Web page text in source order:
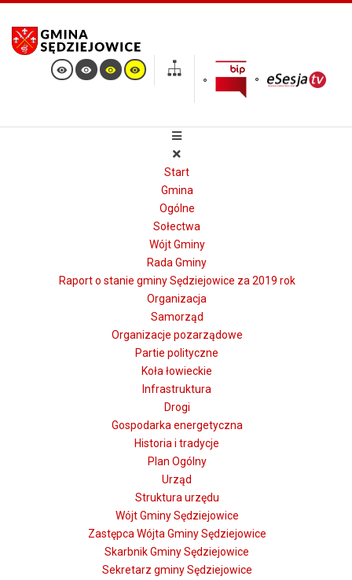
Start
Gmina
Ogólne
Sołectwa
Wójt Gminy
Rada Gminy
Raport o stanie gminy Sędziejowice za 2019 rok
Organizacja
Samorząd
Organizacje pozarządowe
Partie polityczne
Koła łowieckie
Infrastruktura
Drogi
Gospodarka energetyczna
Historia i tradycje
Plan Ogólny
Urząd
Struktura urzędu
Wójt Gminy Sędziejowice
Zastępca Wójta Gminy Sędziejowice
Skarbnik Gminy Sędziejowice
Sekretarz gminy Sędziejowice